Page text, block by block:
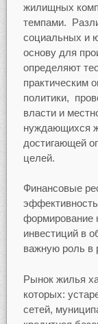
жилищных
темпами.
социальных и
основу для
определяют
практическим
политики,
власти и
нуждающихся
достигающей
целей.
Финансовые
формирование
инвестиций в
важную роль в
Рынок жилья
которых:
сетей,